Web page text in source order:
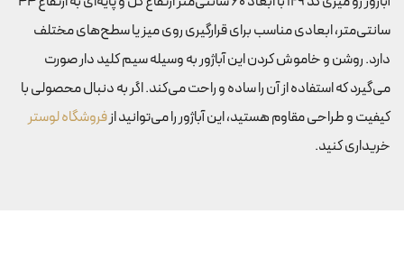
سانتی‌متر، ابعادی مناسب برای قرارگیری روی میز یا سطح‌های مختلف
دارد. روشن و خاموش کردن این آباژور به وسیله سیم کلید دار صورت
می‌گیرد که استفاده از آن را ساده و راحت می‌کند. اگر به دنبال محصولی با
کیفیت و طراحی مقاوم هستید، این آباژور را می‌توانید ازفروشگاه لوستر
خریداری کنید.